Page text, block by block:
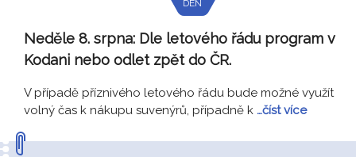
DEN
Neděle 8. srpna: Dle letového řádu program v
Kodani nebo odlet zpět do ČR.
V případě příznivého letového řádu bude možné využít
volný čas k nákupu suvenýrů, případně k …číst více